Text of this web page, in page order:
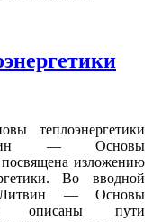
теплоэнергетики
— Основы
посвящена изложению
Во вводной
— Основы
описаны пути